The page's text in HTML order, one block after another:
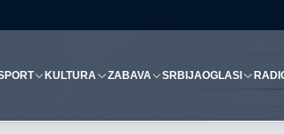
KULTURA ZABAVA SRBIJAOGLASI